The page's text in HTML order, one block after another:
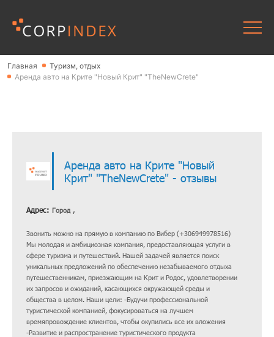
Главная
Туризм, отдых
Аренда авто на Крите "Новый Крит" "TheNewCrete"
Аренда авто на Крите "Новый
Крит" "TheNewCrete" - отзывы
Адрес: Город ,
Звонить можно на прямую в компанию по Вибер (+306949978516)
Мы молодая и амбициозная компания, предоставляющая услуги в
сфере туризма и путешествий. Нашей задачей является поиск
уникальных предложений по обеспечению незабываемого отдыха
путешественникам, приезжающим на Крит и Родос, удовлетворении
их запросов и ожиданий, касающихся окружающей среды и
общества в целом. Наши цели: -Будучи профессиональной
туристической компанией, фокусироваться на лучшем
времяпровождение клиентов, чтобы окупились все их вложения
-Развитие и распространение туристического продукта